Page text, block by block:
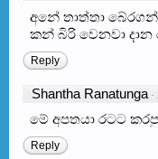
අනේ තාත්තා
කන් බිරි වෙනවා දාන
Reply
Shantha Ranatunga ·
මේ අපතයා රටට
Reply